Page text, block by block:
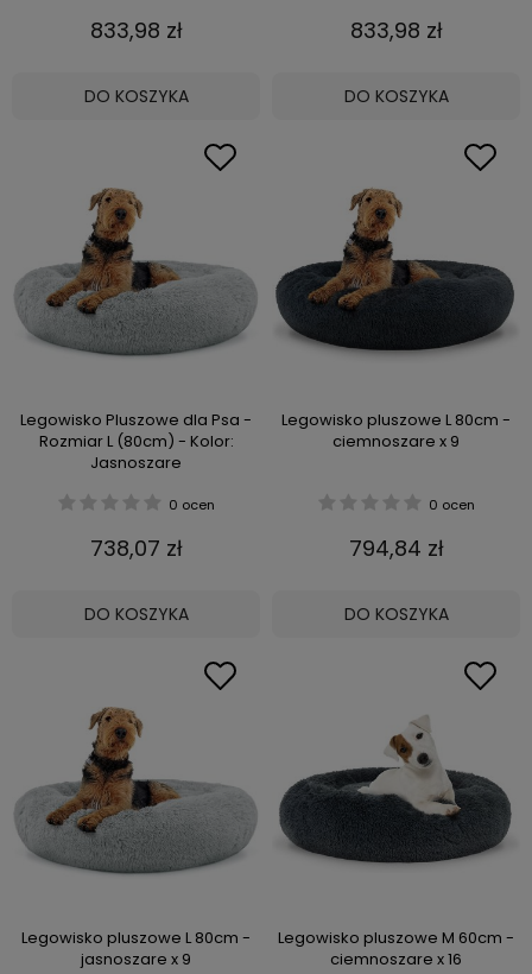
833,98 zł
DO KOSZYKA
833,98 zł
DO KOSZYKA
Legowisko Pluszowe dla Psa -
Rozmiar L (80cm) - Kolor:
Jasnoszare
0 ocen
738,07 zł
DO KOSZYKA
Legowisko pluszowe L 80cm -
ciemnoszare x 9
0 ocen
794,84 zł
DO KOSZYKA
Legowisko pluszowe L 80cm -
jasnoszare x 9
Legowisko pluszowe M 60cm -
ciemnoszare x 16